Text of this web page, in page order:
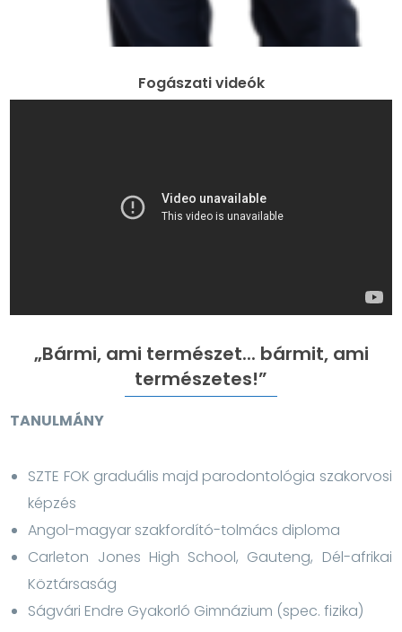
Fogászati videók
„Bármi, ami természet... bármit, ami
természetes!”
TANULMÁNY
SZTE FOK graduális majd parodontológia szakorvosi
képzés
Angol-magyar szakfordító-tolmács diploma
Carleton Jones High School, Gauteng, Dél-afrikai
Köztársaság
Ságvári Endre Gyakorló Gimnázium (spec. fizika)